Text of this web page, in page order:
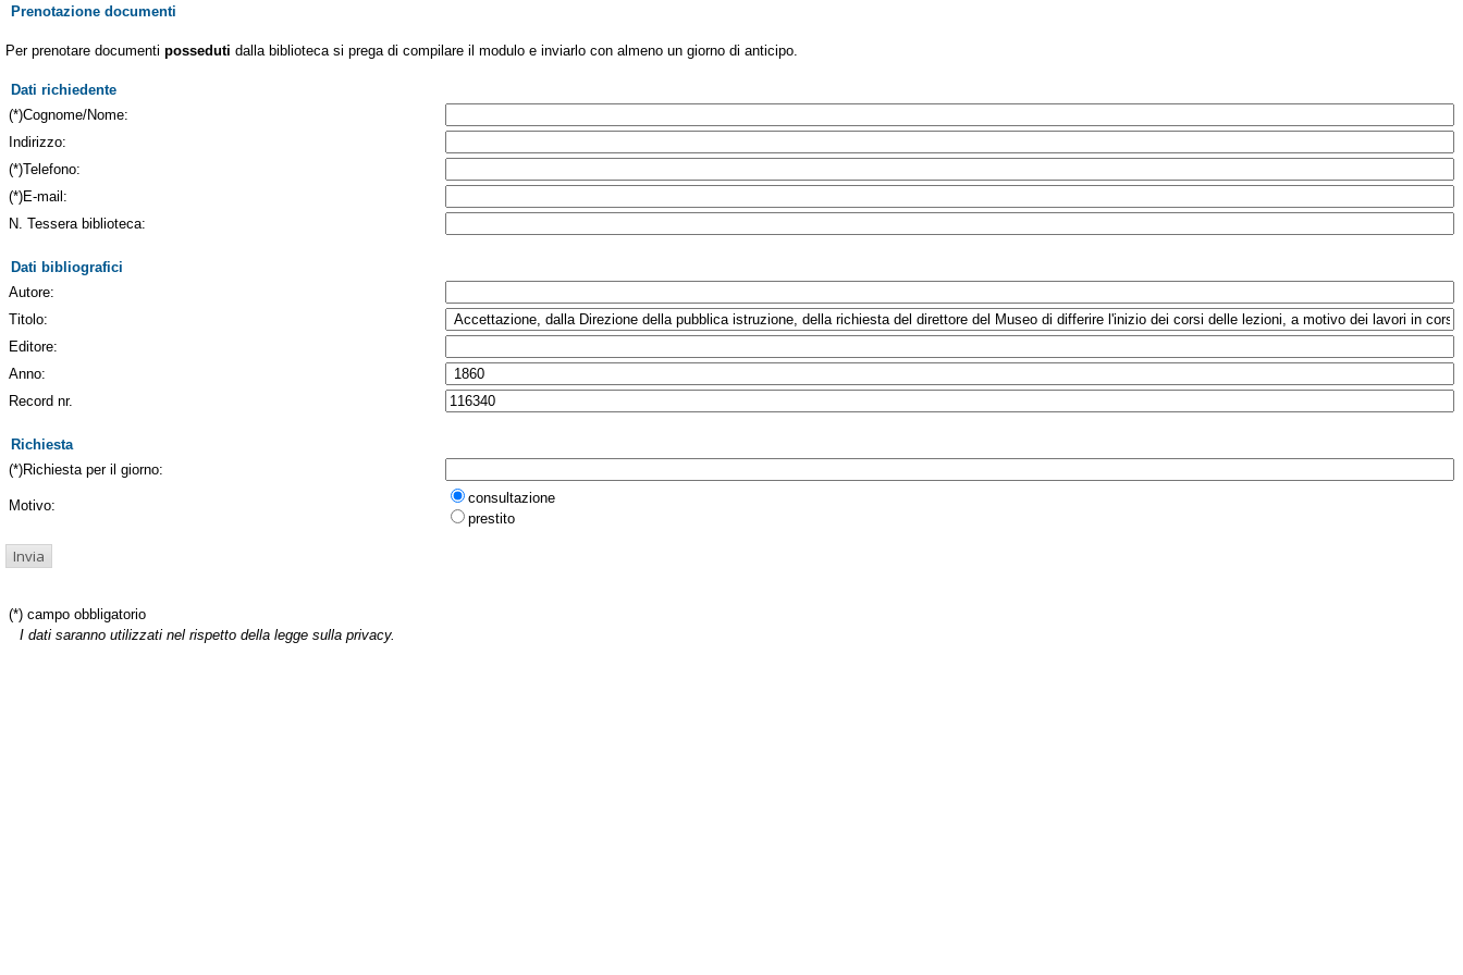
Prenotazione documenti
Per prenotare documenti posseduti dalla biblioteca si prega di compilare il modulo e inviarlo con almeno un giorno di anticipo.
Dati richiedente
(*)Cognome/Nome:
Indirizzo:
(*)Telefono:
(*)E-mail:
N. Tessera biblioteca:
Dati bibliografici
Autore:
Titolo:
Editore:
Anno:
Record nr.
Richiesta
(*)Richiesta per il giorno:
Motivo:
consultazione
prestito
(*) campo obbligatorio
I dati saranno utilizzati nel rispetto della legge sulla privacy.